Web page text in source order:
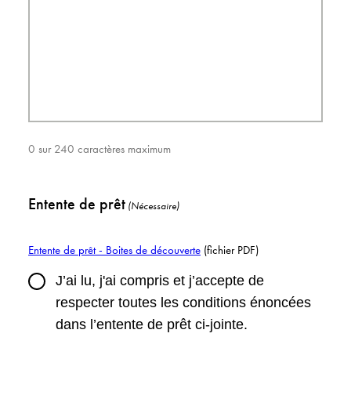
0 sur 240 caractères maximum
Entente de prêt (Nécessaire)
Entente de prêt - Boites de découverte (fichier PDF)
J’ai lu, j'ai compris et j’accepte de
respecter toutes les conditions énoncées
dans l’entente de prêt ci-jointe.